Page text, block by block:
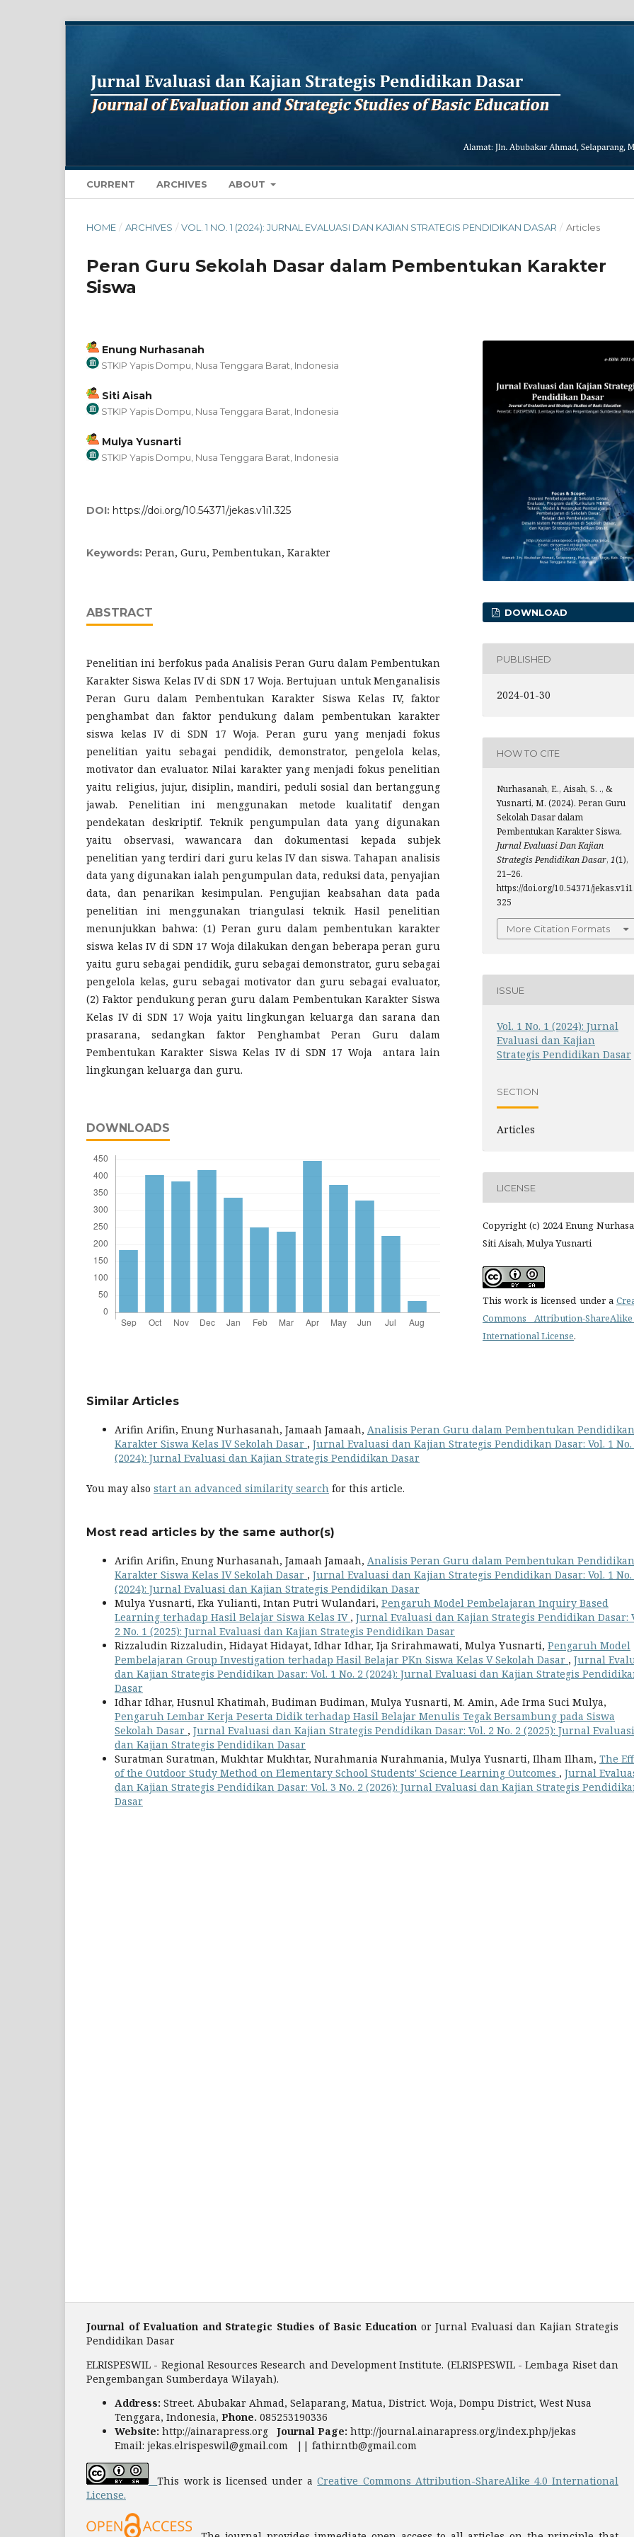
CURRENT ARCHIVES ABOUT
HOME / ARCHIVES / VOL. 1 NO. 1 (2024): JURNAL EVALUASI DAN KAJIAN STRATEGIS PENDIDIKAN DASAR / Articles
Peran Guru Sekolah Dasar dalam Pembentukan Karakter
Siswa
Enung Nurhasanah
STKIP Yapis Dompu, Nusa Tenggara Barat, Indonesia
Siti Aisah
STKIP Yapis Dompu, Nusa Tenggara Barat, Indonesia
Mulya Yusnarti
STKIP Yapis Dompu, Nusa Tenggara Barat, Indonesia
DOI: https://doi.org/10.54371/jekas.v1i1.325
Keywords: Peran, Guru, Pembentukan, Karakter
ABSTRACT
Penelitian ini berfokus pada Analisis Peran Guru dalam Pembentukan
Karakter Siswa Kelas IV di SDN 17 Woja. Bertujuan untuk Menganalisis
Peran Guru dalam Pembentukan Karakter Siswa Kelas IV, faktor
penghambat dan faktor pendukung dalam pembentukan karakter
siswa kelas IV di SDN 17 Woja. Peran guru yang menjadi fokus
penelitian yaitu sebagai pendidik, demonstrator, pengelola kelas,
motivator dan evaluator. Nilai karakter yang menjadi fokus penelitian
yaitu religius, jujur, disiplin, mandiri, peduli sosial dan bertanggung
jawab. Penelitian ini menggunakan metode kualitatif dengan
pendekatan deskriptif. Teknik pengumpulan data yang digunakan
yaitu observasi, wawancara dan dokumentasi kepada subjek
penelitian yang terdiri dari guru kelas IV dan siswa. Tahapan analisis
data yang digunakan ialah pengumpulan data, reduksi data, penyajian
data, dan penarikan kesimpulan. Pengujian keabsahan data pada
penelitian ini menggunakan triangulasi teknik. Hasil penelitian
menunjukkan bahwa: (1) Peran guru dalam pembentukan karakter
siswa kelas IV di SDN 17 Woja dilakukan dengan beberapa peran guru
yaitu guru sebagai pendidik, guru sebagai demonstrator, guru sebagai
pengelola kelas, guru sebagai motivator dan guru sebagai evaluator,
(2) Faktor pendukung peran guru dalam Pembentukan Karakter Siswa
Kelas IV di SDN 17 Woja yaitu lingkungan keluarga dan sarana dan
prasarana, sedangkan faktor Penghambat Peran Guru dalam
Pembentukan Karakter Siswa Kelas IV di SDN 17 Woja antara lain
lingkungan keluarga dan guru.
DOWNLOADS
DOWNLOAD
PUBLISHED
2024-01-30
HOW TO CITE
Nurhasanah, E., Aisah, S. ., &
Yusnarti, M. (2024). Peran Guru
Sekolah Dasar dalam
Pembentukan Karakter Siswa.
Jurnal Evaluasi Dan Kajian
Strategis Pendidikan Dasar, 1(1),
21–26.
https://doi.org/10.54371/jekas.v1i1.
325
More Citation Formats
ISSUE
Vol. 1 No. 1 (2024): Jurnal
Evaluasi dan Kajian
Strategis Pendidikan Dasar
SECTION
Articles
LICENSE
Copyright (c) 2024 Enung
Siti Aisah, Mulya Yusnarti
This work is licensed under a
Commons Attribution-
International License.
Similar Articles
Arifin Arifin, Enung Nurhasanah, Jamaah Jamaah, Analisis Peran Guru dalam Pembentukan Pendidikan
Karakter Siswa Kelas IV Sekolah Dasar , Jurnal Evaluasi dan Kajian Strategis Pendidikan Dasar: Vol. 1 No.
(2024): Jurnal Evaluasi dan Kajian Strategis Pendidikan Dasar
You may also start an advanced similarity search for this article.
Most read articles by the same author(s)
Arifin Arifin, Enung Nurhasanah, Jamaah Jamaah, Analisis Peran Guru dalam Pembentukan Pendidikan
Karakter Siswa Kelas IV Sekolah Dasar , Jurnal Evaluasi dan Kajian Strategis Pendidikan Dasar: Vol. 1 No.
(2024): Jurnal Evaluasi dan Kajian Strategis Pendidikan Dasar
Mulya Yusnarti, Eka Yulianti, Intan Putri Wulandari, Pengaruh Model Pembelajaran Inquiry Based
Learning terhadap Hasil Belajar Siswa Kelas IV , Jurnal Evaluasi dan Kajian Strategis Pendidikan Dasar:
2 No. 1 (2025): Jurnal Evaluasi dan Kajian Strategis Pendidikan Dasar
Rizzaludin Rizzaludin, Hidayat Hidayat, Idhar Idhar, Ija Srirahmawati, Mulya Yusnarti, Pengaruh Model
Pembelajaran Group Investigation terhadap Hasil Belajar PKn Siswa Kelas V Sekolah Dasar , Jurnal
dan Kajian Strategis Pendidikan Dasar: Vol. 1 No. 2 (2024): Jurnal Evaluasi dan Kajian Strategis
Dasar
Idhar Idhar, Husnul Khatimah, Budiman Budiman, Mulya Yusnarti, M. Amin, Ade Irma Suci Mulya,
Pengaruh Lembar Kerja Peserta Didik terhadap Hasil Belajar Menulis Tegak Bersambung pada Siswa
Sekolah Dasar , Jurnal Evaluasi dan Kajian Strategis Pendidikan Dasar: Vol. 2 No. 2 (2025): Jurnal Evaluasi
dan Kajian Strategis Pendidikan Dasar
Suratman Suratman, Mukhtar Mukhtar, Nurahmania Nurahmania, Mulya Yusnarti, Ilham Ilham, The
of the Outdoor Study Method on Elementary School Students' Science Learning Outcomes , Jurnal
dan Kajian Strategis Pendidikan Dasar: Vol. 3 No. 2 (2026): Jurnal Evaluasi dan Kajian Strategis
Dasar
Journal of Evaluation and Strategic Studies of Basic Education or Jurnal Evaluasi dan Kajian Strategis
Pendidikan Dasar
ELRISPESWIL - Regional Resources Research and Development Institute. (ELRISPESWIL - Lembaga Riset dan
Pengembangan Sumberdaya Wilayah).
Address: Street. Abubakar Ahmad, Selaparang, Matua, District. Woja, Dompu District, West Nusa
Tenggara, Indonesia, Phone. 085253190336
Website: http://ainarapress.org Journal Page: http://journal.ainarapress.org/index.php/jekas
Email: jekas.elrispeswil@gmail.com || fathir.ntb@gmail.com
This work is licensed under aCreative Commons Attribution-ShareAlike 4.0 International
License.